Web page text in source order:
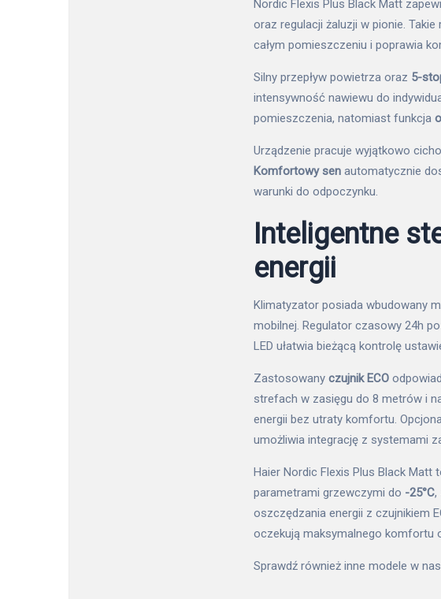
Nordic Flexis Plus Black Matt
oraz regulacji żaluzji w pionie.
całym pomieszczeniu i poprawia
Silny przepływ powietrza oraz 5-
intensywność nawiewu do
pomieszczenia, natomiast funkcja
Urządzenie pracuje wyjątkowo
Komfortowy sen automatycznie
warunki do odpoczynku.
Inteligentne
energii
Klimatyzator posiada wbudowany
mobilnej. Regulator czasowy 24h
LED ułatwia bieżącą kontrolę
Zastosowany czujnik ECO
strefach w zasięgu do 8 metrów i
energii bez utraty komfortu.
umożliwia integrację z systemami
Haier Nordic Flexis Plus Black Matt
parametrami grzewczymi do -25°C,
oszczędzania energii z czujnikiem
oczekują maksymalnego komfortu
Sprawdź również inne modele w